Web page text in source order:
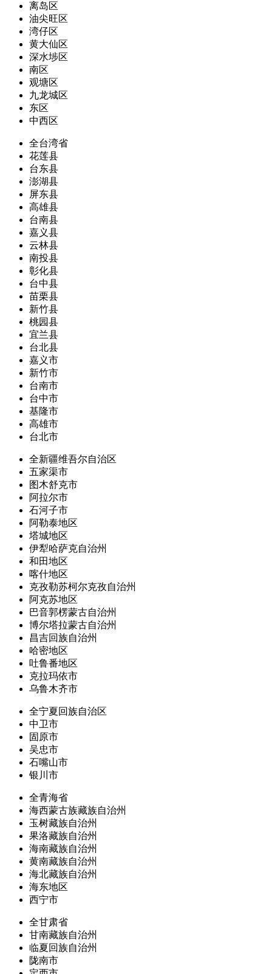
离岛区
油尖旺区
湾仔区
黄大仙区
深水埗区
南区
观塘区
九龙城区
东区
中西区
全台湾省
花莲县
台东县
澎湖县
屏东县
高雄县
台南县
嘉义县
云林县
南投县
彰化县
台中县
苗栗县
新竹县
桃园县
宜兰县
台北县
嘉义市
新竹市
台南市
台中市
基隆市
高雄市
台北市
全新疆维吾尔自治区
五家渠市
图木舒克市
阿拉尔市
石河子市
阿勒泰地区
塔城地区
伊犁哈萨克自治州
和田地区
喀什地区
克孜勒苏柯尔克孜自治州
阿克苏地区
巴音郭楞蒙古自治州
博尔塔拉蒙古自治州
昌吉回族自治州
哈密地区
吐鲁番地区
克拉玛依市
乌鲁木齐市
全宁夏回族自治区
中卫市
固原市
吴忠市
石嘴山市
银川市
全青海省
海西蒙古族藏族自治州
玉树藏族自治州
果洛藏族自治州
海南藏族自治州
黄南藏族自治州
海北藏族自治州
海东地区
西宁市
全甘肃省
甘南藏族自治州
临夏回族自治州
陇南市